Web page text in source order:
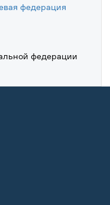
федерация
федерации